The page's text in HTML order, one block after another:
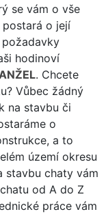
se vám o vše
o její
hodinoví
. Chcete
Vůbec žádný
na stavbu či
o
a to
území okresu
stavbu chaty vám
od A do Z
práce vám